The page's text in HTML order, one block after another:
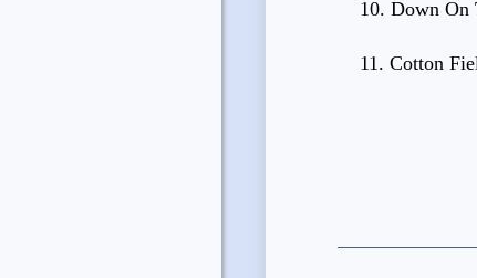
10. Down On
11. Cotton